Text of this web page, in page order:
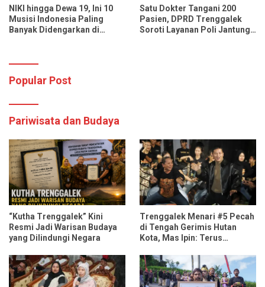
NIKI hingga Dewa 19, Ini 10
Musisi Indonesia Paling
Banyak Didengarkan di
Satu Dokter Tangani 200
Pasien, DPRD Trenggalek
Soroti Layanan Poli Jantung
Popular Post
Pariwisata dan Budaya
“Kutha Trenggalek” Kini
Resmi Jadi Warisan Budaya
yang Dilindungi Negara
Trenggalek Menari #5 Pecah
di Tengah Gerimis Hutan
Kota, Mas Ipin: Terus